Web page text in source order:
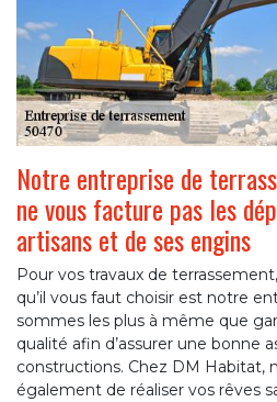
Notre entreprise de
ne vous facture pas les
artisans et de ses engins
Pour vos travaux de
qu’il vous faut choisir est notre
sommes les plus à même que
qualité afin d’assurer une bonne
constructions. Chez DM Habitat,
également de réaliser vos rêves